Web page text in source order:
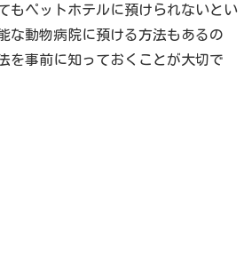
もペットホテルに預けられないとい
な動物病院に預ける方法もあるの
を事前に知っておくことが大切で